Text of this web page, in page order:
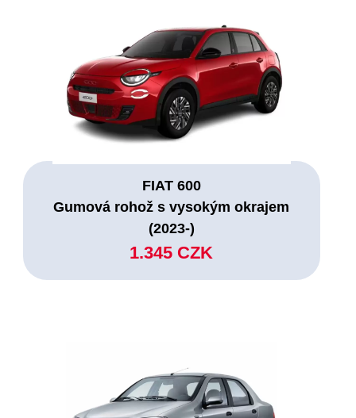
FIAT 600
Gumová rohož s vysokým okrajem
(2023-)
1.345 CZK